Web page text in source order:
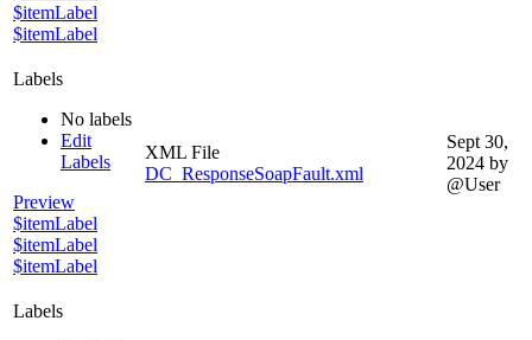
$itemLabel
$itemLabel
Labels
No labels
Edit
Labels
Preview
$itemLabel
$itemLabel
$itemLabel
XML File
DC_ResponseSoapFault.xml
Sept 30,
2024 by
@User
Labels